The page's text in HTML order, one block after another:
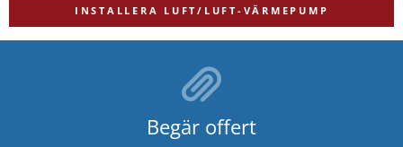
INSTALLERA LUFT/LUFT-VÄRMEPUMP
Begär offert